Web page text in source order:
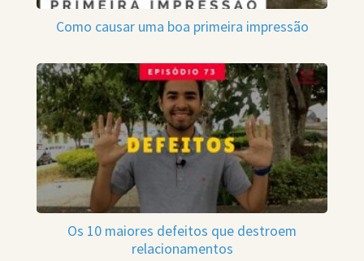
Como causar uma boa primeira impressão
Os 10 maiores defeitos que destroem
relacionamentos